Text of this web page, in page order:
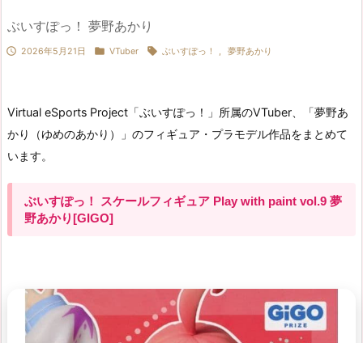
ぶいすぽっ！ 夢野あかり
 2026年5月21日  VTuber  ぶいすぽっ！ , 夢野あかり
Virtual eSports Project「ぶいすぽっ！」所属のVTuber、「夢野あ
かり（ゆめのあかり）」のフィギュア・プラモデル作品をまとめて
います。
ぶいすぽっ！ スケールフィギュア Play with paint vol.9 夢
野あかり[GIGO]